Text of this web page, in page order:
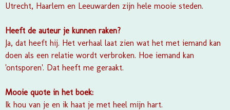
Utrecht, Haarlem en Leeuwarden zijn hele mooie steden.
Heeft de auteur je kunnen raken?
Ja, dat heeft hij. Het verhaal laat zien wat het met iemand kan
doen als een relatie wordt verbroken. Hoe iemand kan
'ontsporen'. Dat heeft me geraakt.
Mooie quote in het boek:
Ik hou van je en ik haat je met heel mijn hart.